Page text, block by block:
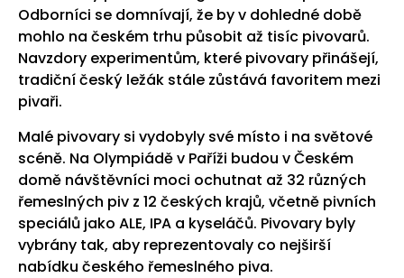
Odborníci se domnívají, že by v dohledné době
mohlo na českém trhu působit až tisíc pivovarů.
Navzdory experimentům, které pivovary přinášejí,
tradiční český ležák stále zůstává favoritem mezi
pivaři.
Malé pivovary si vydobyly své místo i na světové
scéně. Na Olympiádě v Paříži budou v Českém
domě návštěvníci moci ochutnat až 32 různých
řemeslných piv z 12 českých krajů, včetně pivních
speciálů jako ALE, IPA a kyseláčů. Pivovary byly
vybrány tak, aby reprezentovaly co nejširší
nabídku českého řemeslného piva.